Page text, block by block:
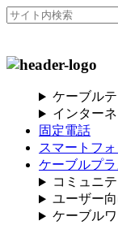
ケーブル
インターネ
固定電話
スマートフ
ケーブルプ
コミュニ
ユーザー
ケーブル